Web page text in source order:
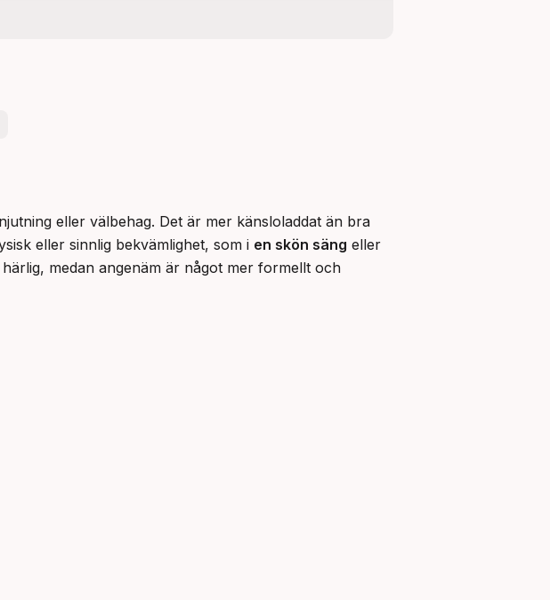
eller välbehag. Det är mer känsloladdat än bra
eller sinnlig bekvämlighet, som i en skön säng
medan angenäm är något mer formellt och